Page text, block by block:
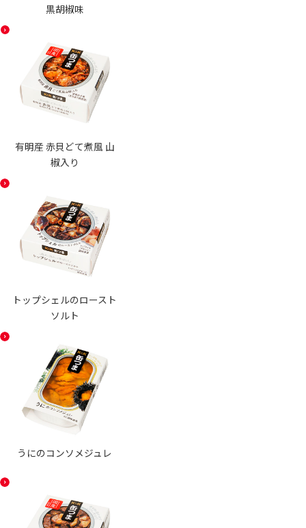
黒胡椒味
有明産 赤貝どて煮風 山
椒入り
トップシェルのロースト
ソルト
うにのコンソメジュレ